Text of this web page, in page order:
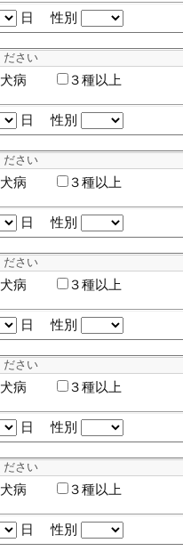
日 性別
犬病 ３種以上
日 性別
犬病 ３種以上
日 性別
犬病 ３種以上
日 性別
犬病 ３種以上
日 性別
犬病 ３種以上
日 性別